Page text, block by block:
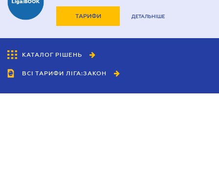
ТАРИФИ ДЕТАЛЬНІШЕ
КАТАЛОГ РІШЕНЬ
ВСІ ТАРИФИ ЛІГА:ЗАКОН